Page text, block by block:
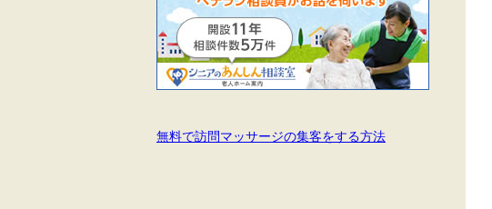
無料で訪問マッサージの集客をする方法